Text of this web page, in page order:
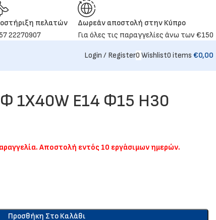
πελατών
22270907
Δωρεάν αποστολή στην Κύπρο
Για όλες τις παραγγελίες άνω των €150
Login / Register0 Wishlist0 items €0,00
1Χ40W E14 Φ15 Η30
Αποστολή εντός 10 εργάσιμων ημερών.
Προσθήκη Στο Καλάθι